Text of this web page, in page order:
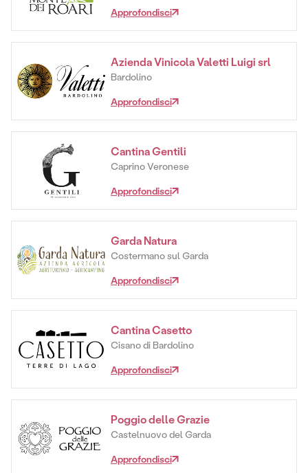
Approfondisci
Azienda Vinicola Valetti Luigi srl
Bardolino
Approfondisci
Cantina Gentili
Caprino Veronese
Approfondisci
Garda Natura
Costermano sul Garda
Approfondisci
Cantina Casetto
Cisano di Bardolino
Approfondisci
Poggio delle Grazie
Castelnuovo del Garda
Approfondisci